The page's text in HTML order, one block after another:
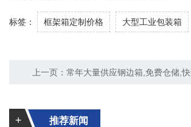
标签： 框架箱定制价格 大型工业包装箱
上一页：常年大量供应钢边箱,免费仓储,
+ 推荐新闻